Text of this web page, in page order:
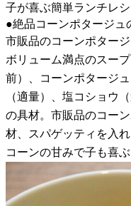
子が喜ぶ簡単ランチレ
●絶品コーンポタージュ
市販品のコーンポター
ボリューム満点のスー
前）、コーンポタージ
（適量）、塩コショウ
の具材。市販品のコー
材、スパゲッティを入
コーンの甘みで子も喜ぶ